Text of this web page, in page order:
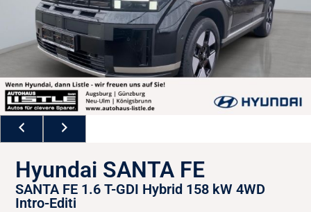
Hyundai SANTA FE
SANTA FE 1.6 T-GDI Hybrid 158 kW 4WD
Intro-Editi